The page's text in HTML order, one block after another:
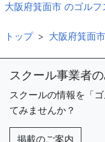
大阪府箕面市 のゴル
トップ 大阪府箕面市
スクール事業者
スクールの情報を「
てみませんか？
掲載のご案内